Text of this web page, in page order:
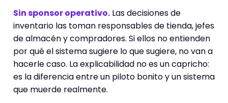
Sin sponsor operativo. Las decisiones de
inventario las toman responsables de tienda, jefes
de almacén y compradores. Si ellos no entienden
por qué el sistema sugiere lo que sugiere, no van a
hacerle caso. La explicabilidad no es un capricho:
es la diferencia entre un piloto bonito y un sistema
que muerde realmente.